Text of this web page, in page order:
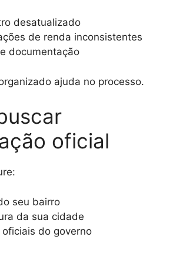
desatualizado
de renda inconsistentes
documentação
ajuda no processo.
oficial
seu bairro
da sua cidade
oficiais do governo